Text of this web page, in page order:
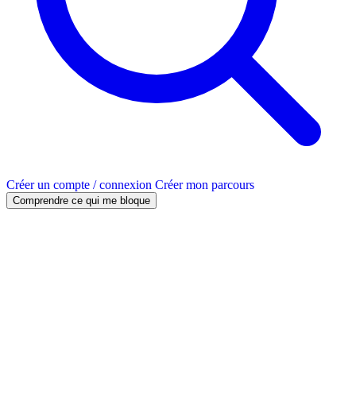
Créer un compte / connexion Créer mon parcours
Comprendre ce qui me bloque